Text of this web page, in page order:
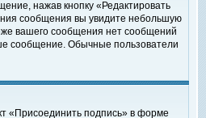
нажав кнопку «Редактировать
сообщения вы увидите небольшую
вашего сообщения нет сообщений
сообщение. Обычные пользователи
«Присоединить подпись» в форме